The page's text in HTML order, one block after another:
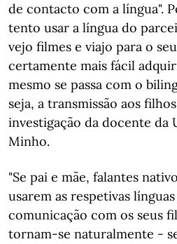
de contacto com a língua".
tento usar a língua do
vejo filmes e viajo para o
certamente mais fácil
mesmo se passa com o
seja, a transmissão aos
investigação da docente da
Minho.
"Se pai e mãe, falantes
usarem as respetivas
comunicação com os seus
tornam-se naturalmente -